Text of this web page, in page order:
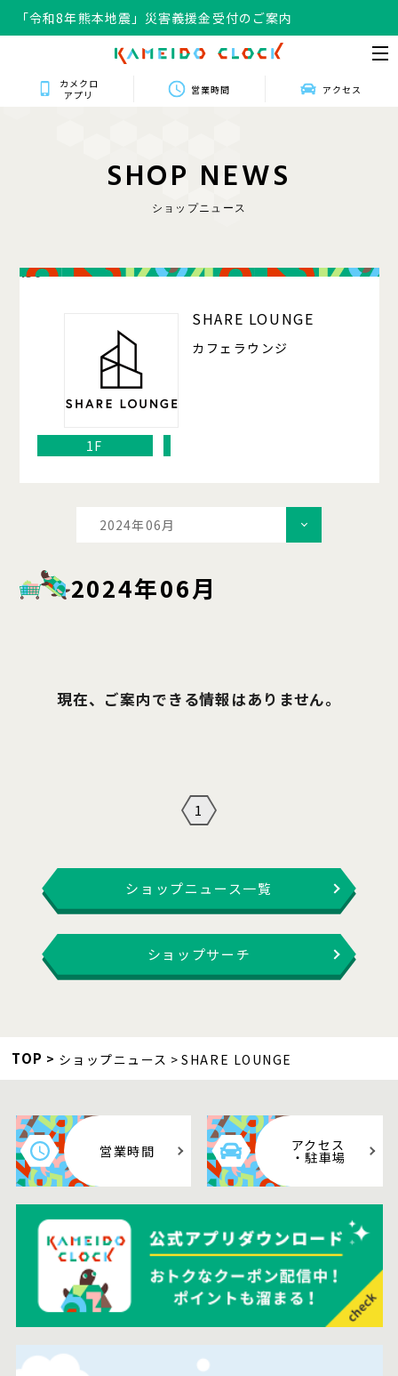
「令和8年熊本地震」災害義援金受付のご案内
カメクロ
アプリ
営業時間 アクセス
SHOP NEWS
ショップニュース
150
SHARE LOUNGE
カフェラウンジ
1F
2024年06月
2024年06月
現在、ご案内できる情報はありません。
1
ショップニュース一覧
ショップサーチ
TOP ショップニュース SHARE LOUNGE
営業時間 アクセス
・駐車場